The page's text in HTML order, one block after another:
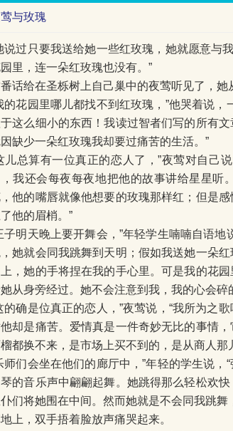
与玫瑰
说过只要我送给她一些红玫瑰，她就愿意与
里，连一朵红玫瑰也没有。”
话给在圣栎树上自己巢中的夜莺听见了，她
的花园里哪儿都找不到红玫瑰，”他哭着说
这么细小的东西！我读过智者们写的所有
缺少一朵红玫瑰我却要过痛苦的生活。”
儿总算有一位真正的恋人了，”夜莺对自己
我还会每夜每夜地把他的故事讲给星星听
他的嘴唇就像他想要的玫瑰那样红；但是
他的眉梢。”
子明天晚上要开舞会，”年轻学生喃喃自语
她就会同我跳舞到天明；假如我送她一朵
，她的手将捏在我的手心里。可是我的花
从身旁经过。她不会注意到我，我的心会碎
的确是位真正的恋人，”夜莺说，“我所为之
却是痛苦。爱情真是一件奇妙无比的事情
都换不来，是市场上买不到的，是从商人
师们会坐在他们的廊厅中，”年轻的学生说
的音乐声中翩翩起舞。她跳得那么轻松欢
们将她围在中间。然而她就是不会同我跳
上，双手捂着脸放声痛哭起来。